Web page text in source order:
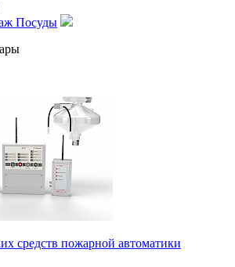
Посуды
средств пожарной автоматики